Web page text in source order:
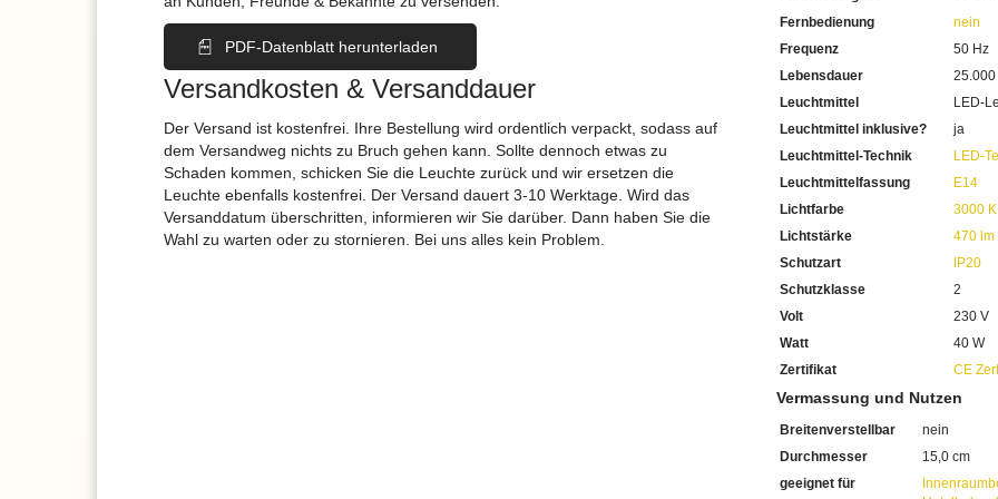
Mit einem Durchmesser von
Die Leuchtmittelfassung ist
Inklusive 1 x 4,9 Watt LED
3000 Kelvin spenden Ihnen
Die Farbwiedergabe
Sie sehen abends die
Sie haben bei uns 5 Jahre
Bei Fragen, kontaktieren Sie
Erkundigen Sie sich bei
PDF-Datenblatt herunterladen
Versandkosten & Versanddauer
Der Versand ist kostenfrei. Ihre Bestellung wird ordentlich verpackt, sodass auf
dem Versandweg nichts zu Bruch gehen kann. Sollte dennoch etwas zu
Schaden kommen, schicken Sie die Leuchte zurück und wir ersetzen die
Leuchte ebenfalls kostenfrei. Der Versand dauert 3-10 Werktage. Wird das
Versanddatum überschritten, informieren wir Sie darüber. Dann haben Sie die
Wahl zu warten oder zu stornieren. Bei uns alles kein Problem.
Fernbedienung
nein
Frequenz
50 Hz
Lebensdauer
25.000
Leuchtmittel
LED-
Leuchtmittel inklusive?
ja
Leuchtmittel-Technik
LED-
Leuchtmittelfassung
E14
Lichtfarbe
3000 K
Lichtstärke
470 lm
Schutzart
IP20
Schutzklasse
2
Volt
230 V
Watt
40 W
Zertifikat
CE
Vermassung und Nutzen
Breitenverstellbar
nein
Durchmesser
15,0 cm
geeignet für